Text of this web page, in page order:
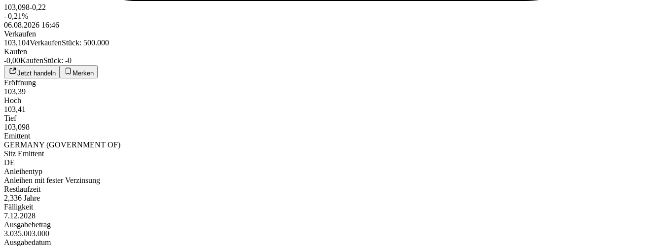
103,098-0,22
-0,21%
06.08.2026 16:46
Verkaufen
103,104VerkaufenStück: 500.000
Kaufen
-0,00KaufenStück: -0
Jetzt handeln Merken
Eröffnung
103,39
Hoch
103,41
Tief
103,098
Emittent
GERMANY (GOVERNMENT OF)
Sitz Emittent
DE
Anleihentyp
Anleihen mit fester Verzinsung
Restlaufzeit
2,336 Jahre
Fälligkeit
7.12.2028
Ausgabebetrag
3.035.003.000
Ausgabedatum